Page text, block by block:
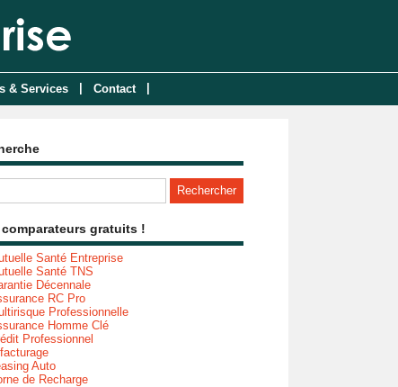
& Services Contact
comparateurs gratuits !
Santé Entreprise
Santé TNS
Décennale
RC Pro
Professionnelle
Homme Clé
Professionnel
Auto
de Recharge